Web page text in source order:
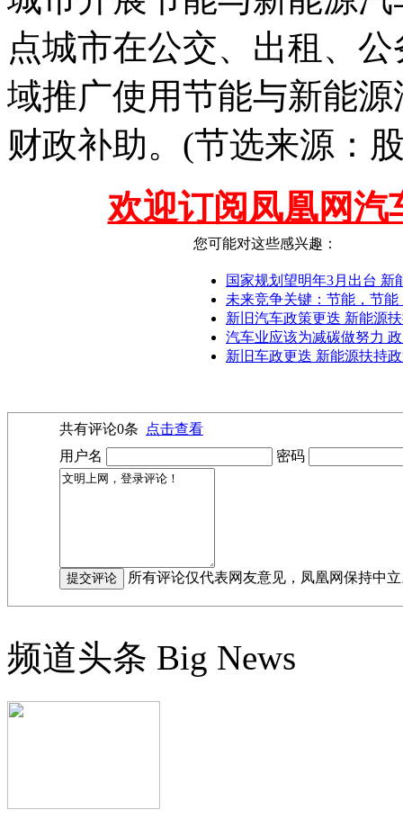
点城市在公交、出租、
域推广使用节能与新能
财政补助。(节选来源：
欢迎订阅凤凰网汽
您可能对这些感兴趣：
国家规划望明年3月出台 新
未来竞争关键：节能，节
新旧汽车政策更迭 新能源
汽车业应该为减碳做努力
新旧车政更迭 新能源扶持
共有评论0条
点击查看
用户名
密码
所有评论仅代表网友意见，凤凰网保持中
频道头条 Big News